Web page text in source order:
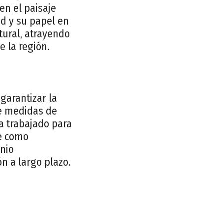
el paisaje
y su papel en
atrayendo
la región.
la
medidas de
trabajado para
como
a largo plazo.